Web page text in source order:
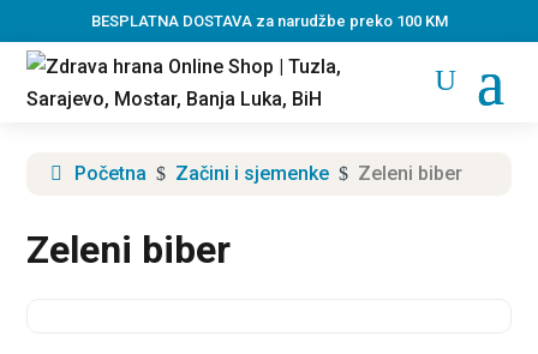
BESPLATNA DOSTAVA za narudžbe preko 100 KM
Početna $ Začini i sjemenke $ Zeleni biber
Zeleni biber